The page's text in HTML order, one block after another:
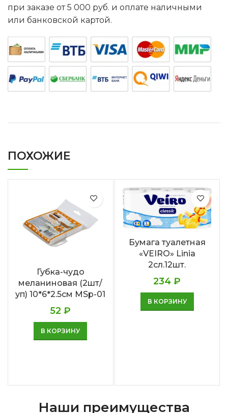
при заказе от 5 000 руб. и оплате наличными
или банковской картой.
ПОХОЖИЕ
Губка-чудо
меланиновая (2шт/
уп) 10*6*2.5cм MSp-01
52₽
В КОРЗИНУ
Бумага туалетная
«VEIRO» Linia
2сл.12шт.
234₽
В КОРЗИНУ
Наши преимущества